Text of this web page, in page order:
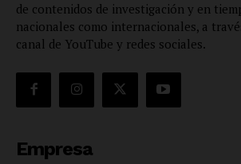
de contenidos de investigación y en
nacionales como internacionales, a
canal de YouTube y redes sociales.
Empresa